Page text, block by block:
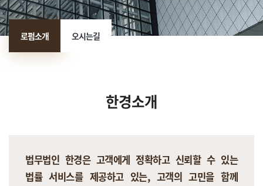
로펌소개 오시는길
한경소개
법무법인 한경은 고객에게 정확하고 신뢰할 수 있는
법률 서비스를 제공하고 있는, 고객의 고민을 함께